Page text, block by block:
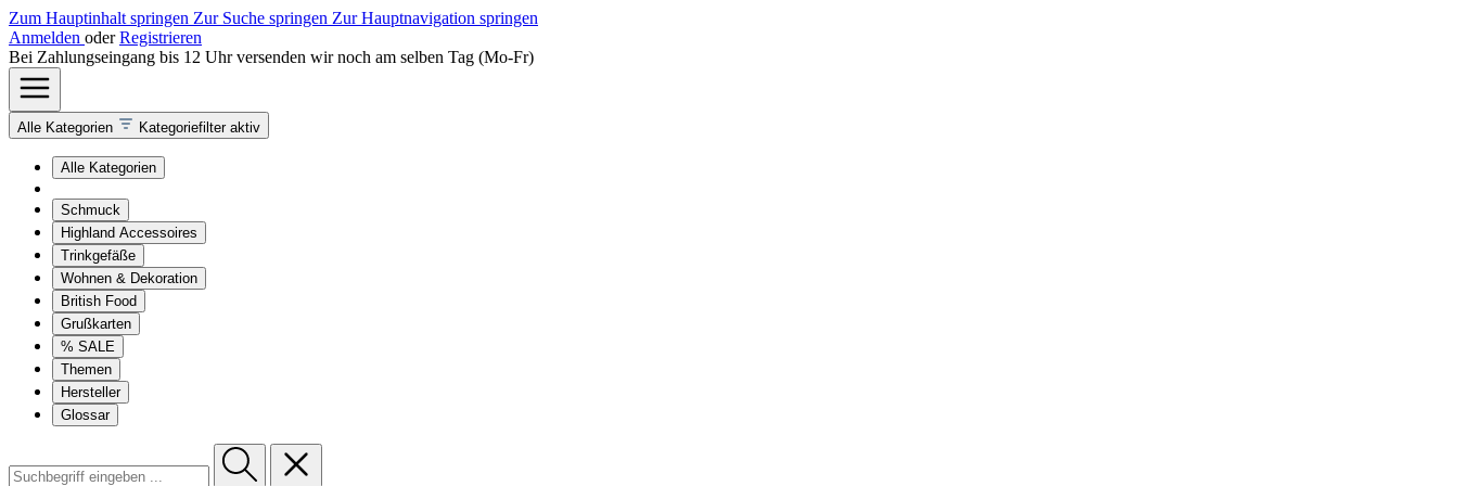
Zum Hauptinhalt springen Zur Suche springen Zur Hauptnavigation springen
Anmelden oder Registrieren
Bei Zahlungseingang bis 12 Uhr versenden wir noch am selben Tag (Mo-Fr)
Alle Kategorien Kategoriefilter aktiv
Alle Kategorien
Schmuck
Highland Accessoires
Trinkgefäße
Wohnen & Dekoration
British Food
Grußkarten
% SALE
Themen
Hersteller
Glossar